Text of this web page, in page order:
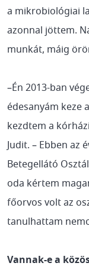
a mikrobiológiai
azonnal jöttem.
munkát, máig
–Én 2013-ban
édesanyám keze
kezdtem a
Judit. – Ebben az
Betegellátó
oda kértem
főorvos volt az
tanulhattam
Vannak-e a